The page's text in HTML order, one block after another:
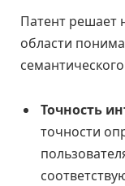
Патент решает
области
Точность
точности